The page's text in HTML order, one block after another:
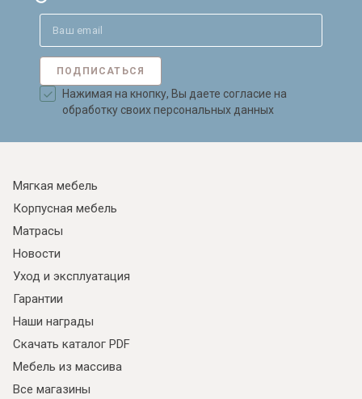
ПОДПИСАТЬСЯ
Нажимая на кнопку, Вы даете согласие на
обработку своих персональных данных
Мягкая мебель
Корпусная мебель
Матрасы
Новости
Уход и эксплуатация
Гарантии
Наши награды
Скачать каталог PDF
Мебель из массива
Все магазины